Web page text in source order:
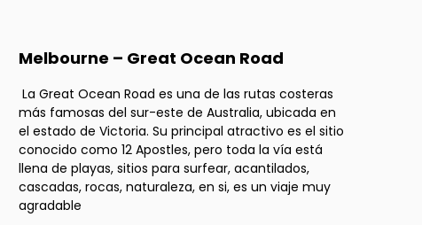
Melbourne – Great Ocean Road
La Great Ocean Road es una de las rutas costeras
más famosas del sur-este de Australia, ubicada en
el estado de Victoria. Su principal atractivo es el sitio
conocido como 12 Apostles, pero toda la vía está
llena de playas, sitios para surfear, acantilados,
cascadas, rocas, naturaleza, en si, es un viaje muy
agradable